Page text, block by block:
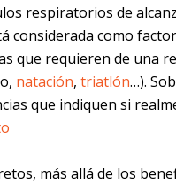
respiratorios de
considerada como
que requieren de una
natación, triatlón…).
que indiquen si
más allá de los